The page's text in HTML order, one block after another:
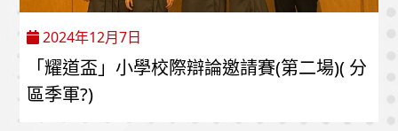
2024年12月7日
「耀道盃」小學校際辯論邀請賽(第二場)( 分
區季軍?)